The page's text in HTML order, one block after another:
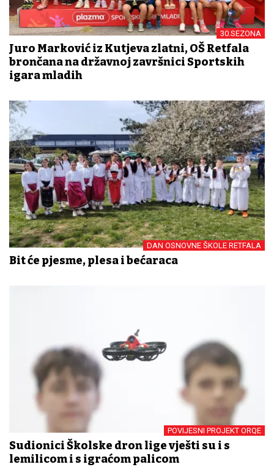
30.SEZONA
Juro Marković iz Kutjeva zlatni, OŠ Retfala
brončana na državnoj završnici Sportskih
igara mladih
DAN OSNOVNE ŠKOLE RETFALA
Bit će pjesme, plesa i bećaraca
POVIJESNI PROJEKT ORQE
Sudionici Školske dron lige vješti su i s
lemilicom i s igraćom palicom